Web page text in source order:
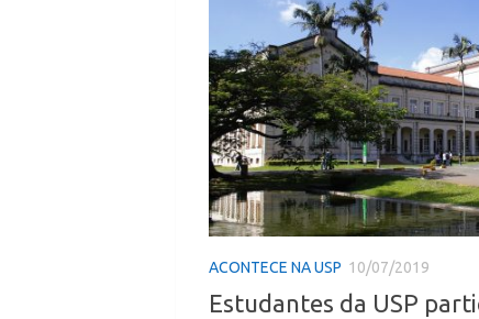
ACONTECE NA USP 10/07/2019
Estudantes da USP